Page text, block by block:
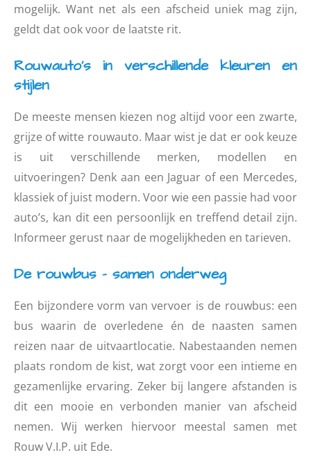
mogelijk. Want net als een afscheid uniek mag zijn,
geldt dat ook voor de laatste rit.
Rouwauto’s in verschillende kleuren en
stijlen
De meeste mensen kiezen nog altijd voor een zwarte,
grijze of witte rouwauto. Maar wist je dat er ook keuze
is uit verschillende merken, modellen en
uitvoeringen? Denk aan een Jaguar of een Mercedes,
klassiek of juist modern. Voor wie een passie had voor
auto’s, kan dit een persoonlijk en treffend detail zijn.
Informeer gerust naar de mogelijkheden en tarieven.
De rouwbus – samen onderweg
Een bijzondere vorm van vervoer is de rouwbus: een
bus waarin de overledene én de naasten samen
reizen naar de uitvaartlocatie. Nabestaanden nemen
plaats rondom de kist, wat zorgt voor een intieme en
gezamenlijke ervaring. Zeker bij langere afstanden is
dit een mooie en verbonden manier van afscheid
nemen. Wij werken hiervoor meestal samen met
Rouw V.I.P. uit Ede.